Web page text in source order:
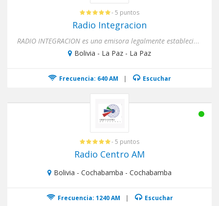
- 5 puntos
Radio Integracion
RADIO INTEGRACION es una emisora legalmente establecida en la ciudad de El Alto (La Paz-Bolivia). Noticias de última...
Bolivia - La Paz - La Paz
Frecuencia: 640 AM | Escuchar
- 5 puntos
Radio Centro AM
Bolivia - Cochabamba - Cochabamba
Frecuencia: 1240 AM | Escuchar